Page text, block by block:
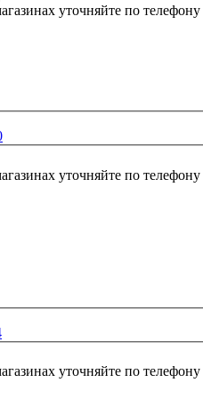
уточняйте по телефону
уточняйте по телефону
уточняйте по телефону